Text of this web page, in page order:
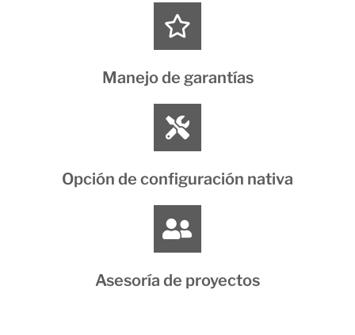
Manejo de garantías
Opción de configuración nativa
Asesoría de proyectos